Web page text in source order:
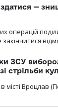
—
операцій
ЗСУ
стрільби
в місті Вроцлав